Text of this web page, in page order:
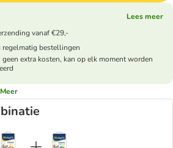
Lees meer
vanaf €29,-
regelmatig bestellingen
geen extra kosten, kan op elk moment worden
Meer